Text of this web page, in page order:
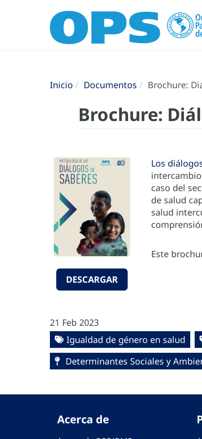
Inicio Documentos Brochure:
Brochure:
DESCARGAR
Los
caso del
de salud
salud
Este
21 Feb 2023
Igualdad de género en salud
Determinantes Sociales y
Acerca de